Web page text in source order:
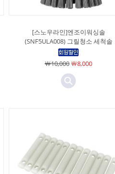
[스노우라인]엔조이워싱솔
(SNF5ULA008) 그릴청소 세척솔
￦10,000￦8,000